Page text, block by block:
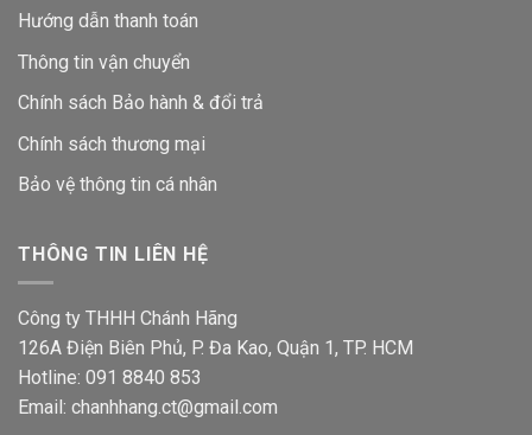
Hướng dẫn thanh toán
Thông tin vận chuyển
Chính sách Bảo hành & đổi trả
Chính sách thương mại
Bảo vệ thông tin cá nhân
THÔNG TIN LIÊN HỆ
Công ty THHH Chánh Hãng
126A Điện Biên Phủ, P. Đa Kao, Quận 1, TP. HCM
Hotline: 091 8840 853
Email: chanhhang.ct@gmail.com